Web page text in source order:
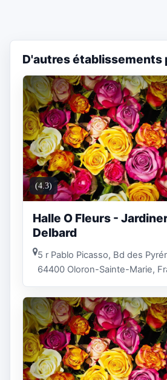
D'autres
(4.3)
Halle O Fleurs -
Delbard
5 r Pablo Picasso, Bd des
64400 Oloron-Sainte-Marie,